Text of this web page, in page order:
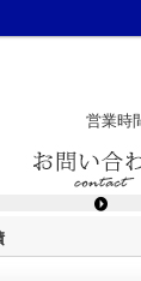
営業時